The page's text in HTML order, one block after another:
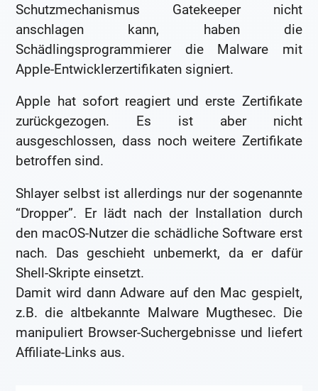
Schutzmechanismus Gatekeeper nicht
anschlagen kann, haben die
Schädlingsprogrammierer die Malware mit
Apple-Entwicklerzertifikaten signiert.
Apple hat sofort reagiert und erste Zertifikate
zurückgezogen. Es ist aber nicht
ausgeschlossen, dass noch weitere Zertifikate
betroffen sind.
Shlayer selbst ist allerdings nur der sogenannte
“Dropper”. Er lädt nach der Installation durch
den macOS-Nutzer die schädliche Software erst
nach. Das geschieht unbemerkt, da er dafür
Shell-Skripte einsetzt.
Damit wird dann Adware auf den Mac gespielt,
z.B. die altbekannte Malware Mugthesec. Die
manipuliert Browser-Suchergebnisse und liefert
Affiliate-Links aus.